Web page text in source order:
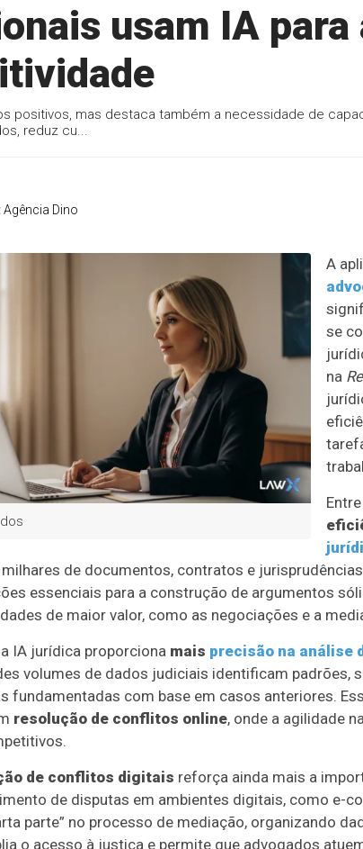
usam IA
positivos, mas destaca também a necessidade de
reduz cu...
Agência Dino
A
se
na
de documentos, contratos e
essenciais para a construção de argumentos
de maior valor, como as negociações e a
IA jurídica proporciona mais precisão na análise
volumes de dados judiciais identificam padrões,
fundamentadas com base em casos anteriores.
resolução de conflitos online, onde a agilidade
de conflitos digitais reforça ainda mais a
de disputas em ambientes digitais, como e-
parte” no processo de mediação, organizando
o acesso à justiça e permite que advogados